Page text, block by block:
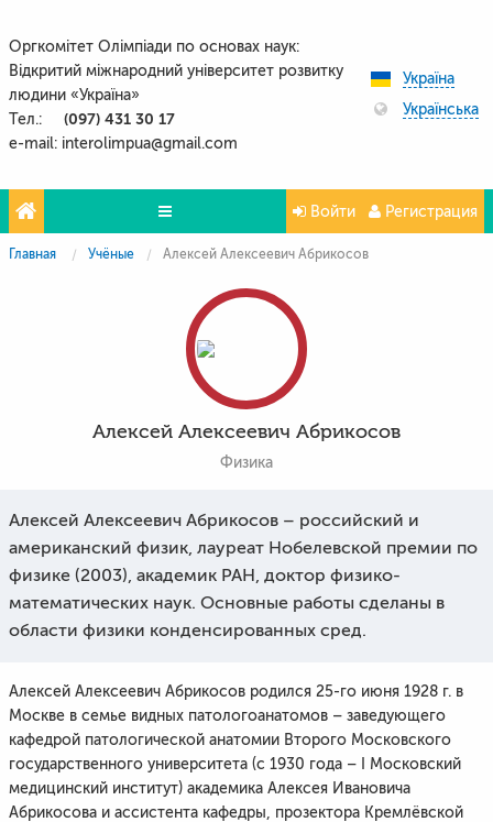
Оргкомітет Олімпіади по основах наук:
Відкритий міжнародний університет розвитку
людини «Україна»
Тел.: (097) 431 30 17
e-mail: interolimpua@gmail.com
Україна
Українська
Проекти
Войти Регистрация
Главная Учёные Алексей Алексеевич Абрикосов
Алексей Алексеевич Абрикосов
Физика
Алексей Алексеевич Абрикосов – российский и
американский физик, лауреат Нобелевской премии по
физике (2003), академик РАН, доктор физико-
математических наук. Основные работы сделаны в
области физики конденсированных сред.
Алексей Алексеевич Абрикосов родился 25-го июня 1928 г. в
Москве в семье видных патологоанатомов – заведующего
кафедрой патологической анатомии Второго Московского
государственного университета (с 1930 года – I Московский
медицинский институт) академика Алексея Ивановича
Абрикосова и ассистента кафедры, прозектора Кремлёвской